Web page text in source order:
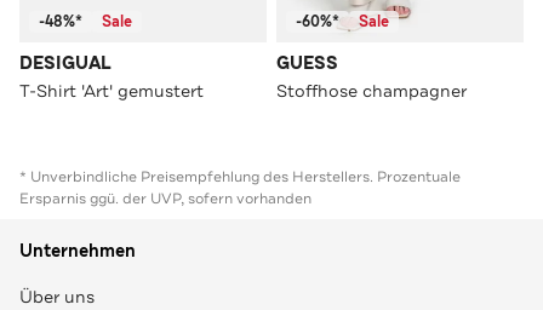
-48%* Sale
DESIGUAL
T-Shirt 'Art' gemustert
-60%* Sale
GUESS
Stoffhose champagner
* Unverbindliche Preisempfehlung des Herstellers. Prozentuale
Ersparnis ggü. der UVP, sofern vorhanden
Unternehmen
Über uns